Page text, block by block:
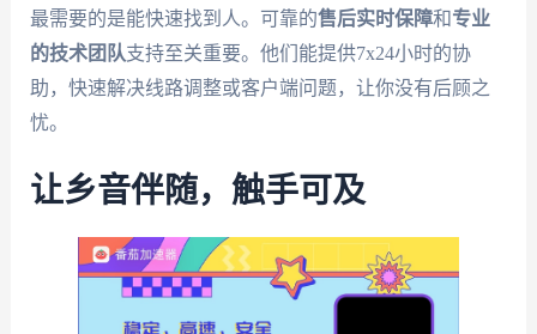
最需要的是能快速找到人。可靠的售后实时保障和专业
的技术团队支持至关重要。他们能提供7x24小时的协
助，快速解决线路调整或客户端问题，让你没有后顾之
忧。
让乡音伴随，触手可及